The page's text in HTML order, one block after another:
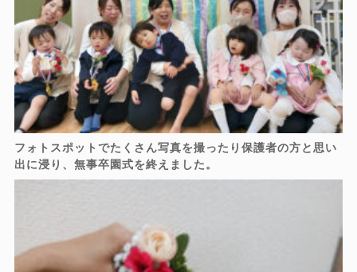
フォトスポットでたくさん写真を撮ったり保護者の方と思い
出に浸り、無事卒園式を終えました。